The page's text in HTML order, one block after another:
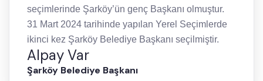
seçimlerinde Şarköy’ün genç Başkanı olmuştur.
31 Mart 2024 tarihinde yapılan Yerel Seçimlerde
ikinci kez Şarköy Belediye Başkanı seçilmiştir.
Alpay Var
Şarköy Belediye Başkanı